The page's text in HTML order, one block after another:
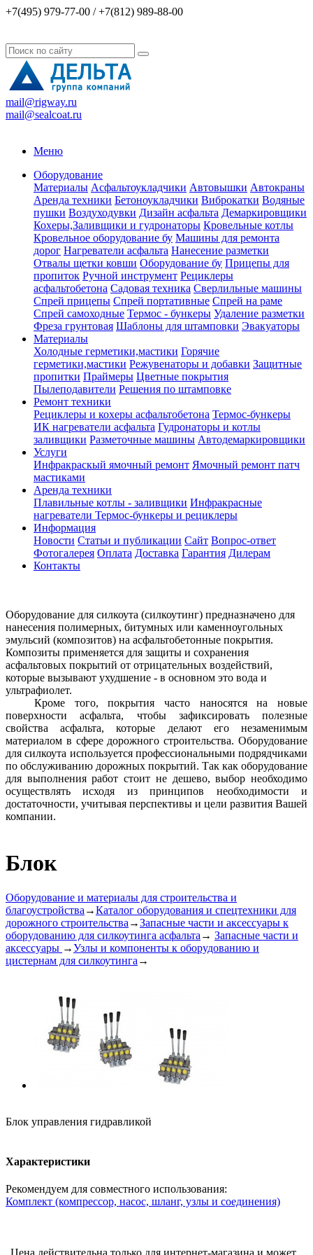
+7(495) 979-77-00 / +7(812) 989-88-00
mail@rigway.ru
mail@sealcoat.ru
Меню
Оборудование
Материалы Асфальтоукладчики Автовышки Автокраны
Аренда техники Бетоноукладчики Виброкатки Водяные
пушки Воздуходувки Дизайн асфальта Демаркировщики
Кохеры,Заливщики и гудронаторы Кровельные котлы
Кровельное оборудование бу Машины для ремонта
дорог Нагреватели асфальта Нанесение разметки
Отвалы щетки ковши Оборудование бу Прицепы для
пропиток Ручной инструмент Рециклеры
асфальтобетона Садовая техника Сверлильные машины
Спрей прицепы Спрей портативные Спрей на раме
Спрей самоходные Термос - бункеры Удаление разметки
Фреза грунтовая Шаблоны для штамповки Эвакуаторы
Материалы
Холодные герметики,мастики Горячие
герметики,мастики Режувенаторы и добавки Защитные
пропитки Праймеры Цветные покрытия
Пылеподавители Решения по штамповке
Ремонт техники
Рециклеры и кохеры асфальтобетона Термос-бункеры
ИК нагреватели асфальта Гудронаторы и котлы
заливщики Разметочные машины Автодемаркировщики
Услуги
Инфракраскый ямочный ремонт Ямочный ремонт патч
мастиками
Аренда техники
Плавильные котлы - заливщики Инфракрасные
нагреватели Термос-бункеры и рециклеры
Информация
Новости Статьи и публикации Сайт Вопрос-ответ
Фотогалерея Оплата Доставка Гарантия Дилерам
Контакты
Оборудование для силкоута (силкоутинг) предназначено для
нанесения полимерных, битумных или каменноугольных
эмульсий (композитов) на асфальтобетонные покрытия.
Композиты применяется для защиты и сохранения
асфальтовых покрытий от отрицательных воздействий,
которые вызывают ухудшение - в основном это вода и
ультрафиолет.
Кроме того, покрытия часто наносятся на новые
поверхности асфальта, чтобы зафиксировать полезные
свойства асфальта, которые делают его незаменимым
материалом в сфере дорожного строительства. Оборудование
для силкоута используется профессиональными подрядчиками
по обслуживанию дорожных покрытий. Так как оборудование
для выполнения работ стоит не дешево, выбор необходимо
осуществлять исходя из принципов необходимости и
достаточности, учитывая перспективы и цели развития Вашей
компании.
Блок
Оборудование и материалы для строительства и
благоустройства →Каталог оборудования и спецтехники для
дорожного строительства →Запасные части и аксессуары к
оборудованию для силкоутинга асфальта → Запасные части и
аксессуары →Узлы и компоненты к оборудованию и
цистернам для силкоутинга →
Блок управления гидравликой
Характеристики
Рекомендуем для совместного использования:
Комплект (компрессор, насос, шланг, узлы и соединения)